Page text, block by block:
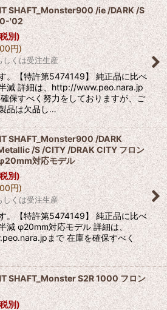
SHAFT_Monster900 /ie /DARK /S
'02
別)
円)
しくは受注生産
。【特許第5474149】 純正品に比べ
減 詳細は、http://www.peo.nara.jp
保すべく努力をしておりますが、ご
品は欠品し…
SHAFT_Monster900 /DARK
/S /CITY /DRAK CITY フロン
対応モデル
別)
円)
しくは受注生産
。【特許第5474149】 純正品に比べ
減 φ20mm対応モデル 詳細は、
まで 在庫を確保すべく
SHAFT_Monster S2R 1000 フロン
別)